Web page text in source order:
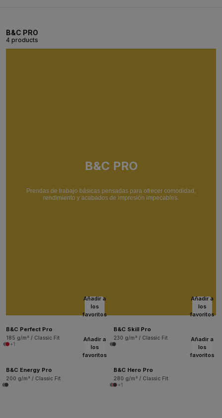
B&C PRO
4 products
B&C PRO
Prendas de trabajo básicas pensadas para ofrecer comodidad,
rendimiento y acabados de impresión impecables.
Añadir a
los
favoritos
B&C Perfect Pro
185 g/m² / Classic Fit
+1
Añadir a
los
favoritos
B&C Skill Pro
230 g/m² / Classic Fit
Añadir a
los
favoritos
B&C Energy Pro
200 g/m² / Classic Fit
Añadir a
los
favoritos
B&C Hero Pro
280 g/m² / Classic Fit
+1